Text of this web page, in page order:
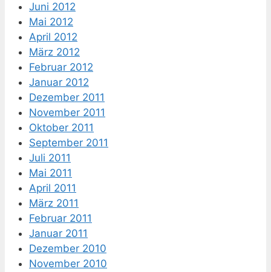
Juni 2012
Mai 2012
April 2012
März 2012
Februar 2012
Januar 2012
Dezember 2011
November 2011
Oktober 2011
September 2011
Juli 2011
Mai 2011
April 2011
März 2011
Februar 2011
Januar 2011
Dezember 2010
November 2010